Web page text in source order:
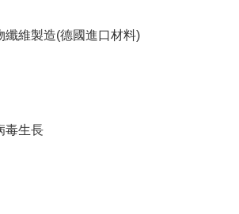
纖維製造(德國進口材料)
毒生長